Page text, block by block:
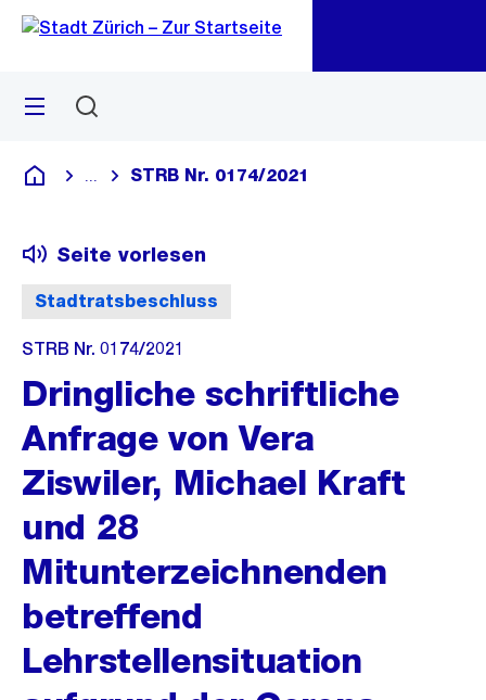
Navigation
Sprunglink
Menü
Deutsch
Blende alle Breadcrumbs ein
STRB Nr. 0174/2021
Stadtratsbeschluss
Seite vorlesen
STRB Nr. 0174/2021
Dringliche schriftliche
Anfrage von Vera
Ziswiler, Michael Kraft
und 28
Mitunterzeichnenden
betreffend
Lehrstellensituation